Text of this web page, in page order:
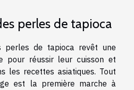
perles de tapioca
perles de tapioca revêt une
pour réussir leur cuisson et
les recettes asiatiques. Tout
est la première marche à